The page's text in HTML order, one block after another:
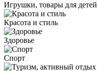
Игрушки, товары для детей
Красота и стиль
Здоровье
Спорт